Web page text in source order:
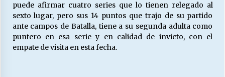
puede afirmar cuatro series que lo tienen relegado al
sexto lugar, pero sus 14 puntos que trajo de su partido
ante campos de Batalla, tiene a su segunda adulta como
puntero en esa serie y en calidad de invicto, con el
empate de visita en esta fecha.